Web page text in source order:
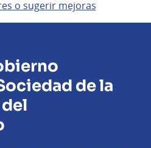
o sugerir mejoras
de la